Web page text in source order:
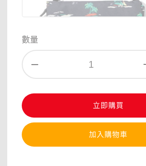
數量
立即購買
加入購物車